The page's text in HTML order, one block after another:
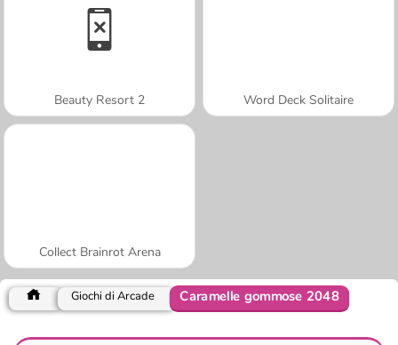
Beauty Resort 2 Word Deck Solitaire
Collect Brainrot Arena
Giochi di Arcade Caramelle gommose 2048